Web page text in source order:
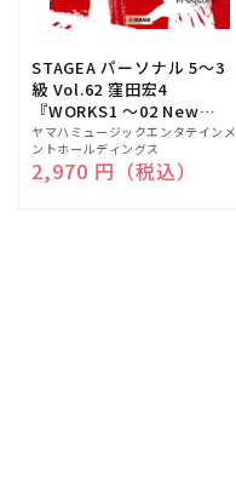
STAGEA パーソナル 5～3
級 Vol.62 窪田宏4
『WORKS1 ～02 New
edition～』
販
売
元:
ヤマハミュージックエンタテインメ
ントホールディングス
通常価格
2,970 円（税込）